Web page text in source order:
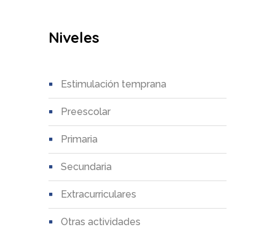
Niveles
estimulación temprana
preescolar
primaria
secundaria
extracurriculares
otras actividades